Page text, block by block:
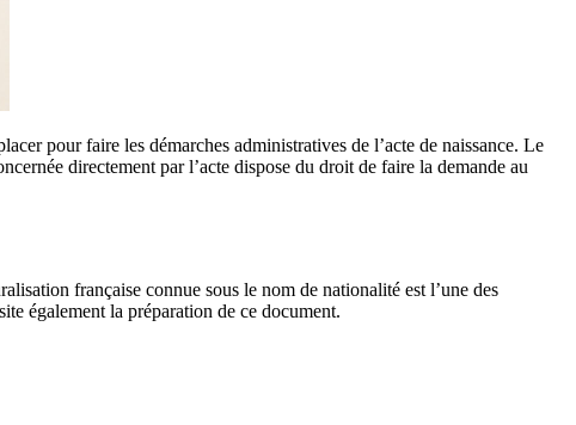
pour faire les démarches administratives de l’acte de naissance. Le
directement par l’acte dispose du droit de faire la demande au
française connue sous le nom de nationalité est l’une des
également la préparation de ce document.